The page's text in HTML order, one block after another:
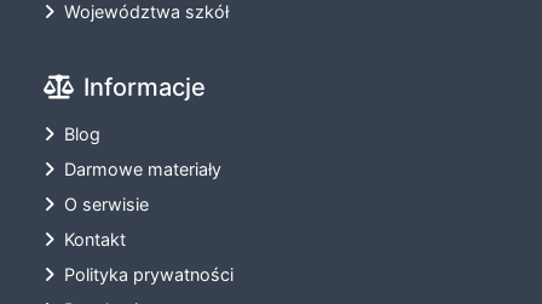
Województwa szkół
Informacje
Blog
Darmowe materiały
O serwisie
Kontakt
Polityka prywatności